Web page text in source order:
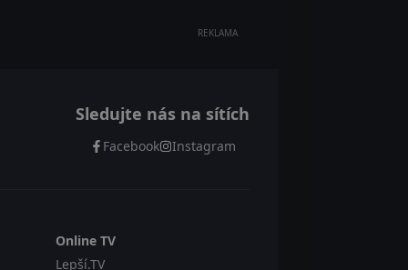
REKLAMA
Sledujte nás na sítích
Facebook Instagram
Online TV
Lepší.TV